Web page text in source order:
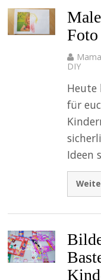
DIY
Heute
für
Ideen